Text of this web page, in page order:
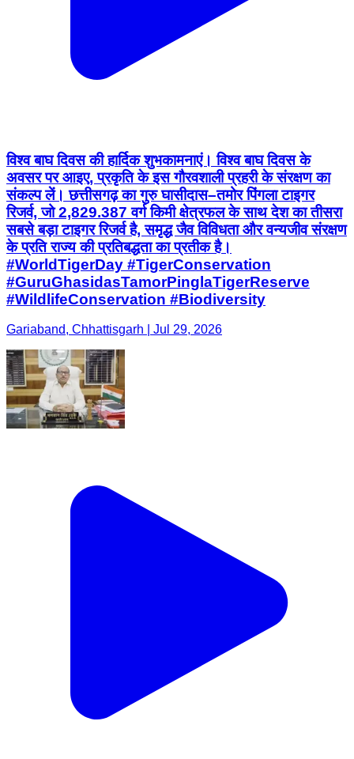
विश्व बाघ दिवस की हार्दिक शुभकामनाएं। विश्व बाघ दिवस के
अवसर पर आइए, प्रकृति के इस गौरवशाली प्रहरी के संरक्षण का
संकल्प लें। छत्तीसगढ़ का गुरु घासीदास–तमोर पिंगला टाइगर
रिजर्व, जो 2,829.387 वर्ग किमी क्षेत्रफल के साथ देश का तीसरा
सबसे बड़ा टाइगर रिजर्व है, समृद्ध जैव विविधता और वन्यजीव संरक्षण
के प्रति राज्य की प्रतिबद्धता का प्रतीक है।
#WorldTigerDay #TigerConservation
#GuruGhasidasTamorPinglaTigerReserve
#WildlifeConservation #Biodiversity
Gariaband, Chhattisgarh | Jul 29, 2026